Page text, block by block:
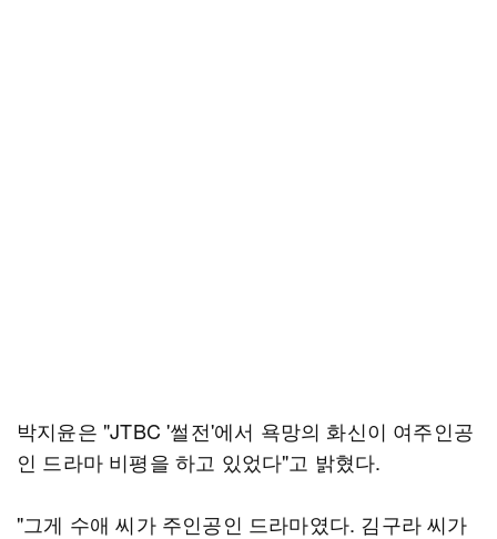
박지윤은 "JTBC '썰전'에서 욕망의 화신이 여주인공
인 드라마 비평을 하고 있었다"고 밝혔다.
"그게 수애 씨가 주인공인 드라마였다. 김구라 씨가